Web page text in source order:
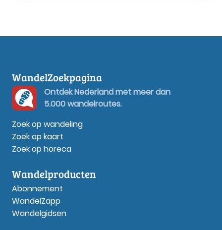
WandelZoekpagina
Ontdek Nederland met meer dan
5.000 wandelroutes.
Zoek op wandeling
Zoek op kaart
Zoek op horeca
Wandelproducten
Abonnement
WandelZapp
Wandelgidsen